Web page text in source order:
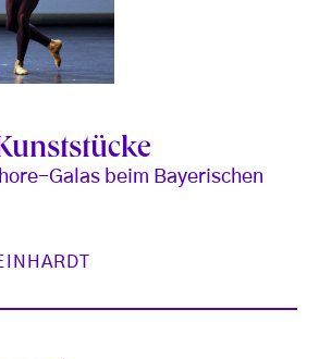
Galas beim Bayerischen